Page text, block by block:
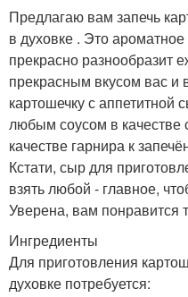
Предлагаю вам запечь
в духовке . Это
прекрасно разнообразит
прекрасным вкусом вас и
картошечку с аппетитной
любым соусом в качестве
качестве гарнира к
Кстати, сыр для
взять любой - главное,
Уверена, вам понравится
Ингредиенты
Для приготовления
духовке потребуется: